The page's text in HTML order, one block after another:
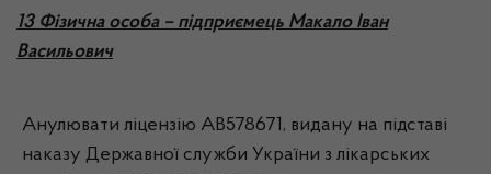
13 Фізична особа – підприємець Макало Іван
Васильович
Анулювати ліцензію АВ578671, видану на підставі
наказу Державної служби України з лікарських